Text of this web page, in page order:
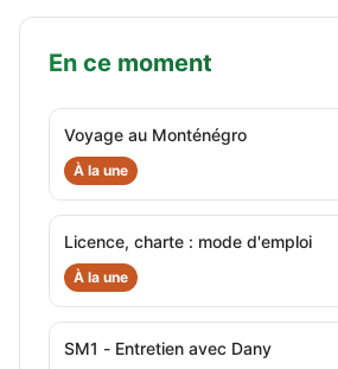
En ce moment
Voyage au Monténégro
À la une
Licence, charte : mode d'emploi
À la une
SM1 - Entretien avec Dany